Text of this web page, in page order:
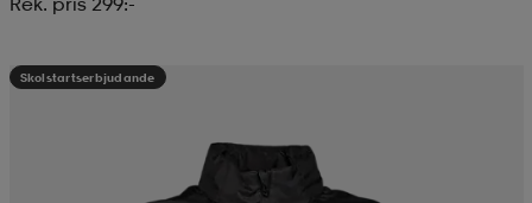
Skolstartserbjudande